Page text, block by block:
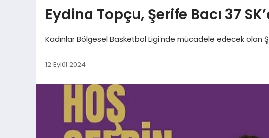
Eydina Topçu, Şerife Bacı 37
Kadınlar Bölgesel Basketbol Ligi’nde mücadele edecek olan
12 Eylül 2024